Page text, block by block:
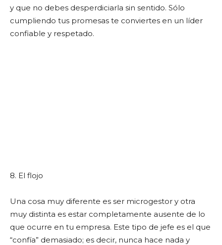
y que no debes desperdiciarla sin sentido. Sólo
cumpliendo tus promesas te conviertes en un líder
confiable y respetado.
8. El flojo
Una cosa muy diferente es ser microgestor y otra
muy distinta es estar completamente ausente de lo
que ocurre en tu empresa. Este tipo de jefe es el que
“confía” demasiado; es decir, nunca hace nada y